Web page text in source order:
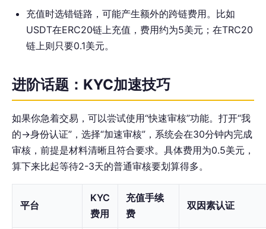
充值时选错链路，可能产生额外的跨链费用。比如
USDT在ERC20链上充值，费用约为5美元；在TRC20
链上则只要0.1美元。
进阶话题：KYC加速技巧
如果你急着交易，可以尝试使用“快速审核”功能。打开“我
的->身份认证”，选择“加速审核”，系统会在30分钟内完成
审核，前提是材料清晰且符合要求。具体费用为0.5美元，
算下来比起等待2-3天的普通审核要划算得多。
平台
KYC
费用
充值手续
费
双因素认证